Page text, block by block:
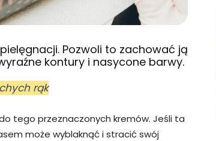
Pozwoli to zachować ją
kontury i nasycone barwy.
rąk
tego przeznaczonych kremów. Jeśli ta
może wyblaknąć i stracić swój